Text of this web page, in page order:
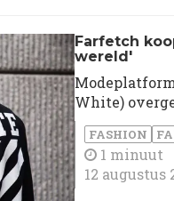
Farfetch
wereld'
White)
FASHION
1 minuut
12 augustus